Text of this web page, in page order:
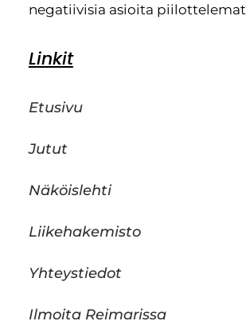
negatiivisia asioita
Linkit
Etusivu
Jutut
Näköislehti
Liikehakemisto
Yhteystiedot
Ilmoita Reimarissa